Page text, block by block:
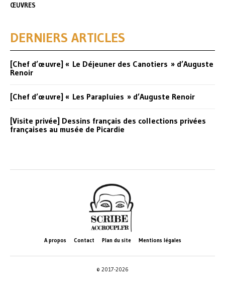
ŒUVRES
DERNIERS ARTICLES
[Chef d’œuvre] « Le Déjeuner des Canotiers » d’Auguste
Renoir
[Chef d’œuvre] « Les Parapluies » d’Auguste Renoir
[Visite privée] Dessins français des collections privées
françaises au musée de Picardie
A propos Contact Plan du site Mentions légales
© 2017-2026